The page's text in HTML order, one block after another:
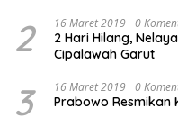
2 16 Maret 2019 0
2 Hari Hilang,
Cipalawah Garut
3 16 Maret 2019 0
Prabowo Resmikan